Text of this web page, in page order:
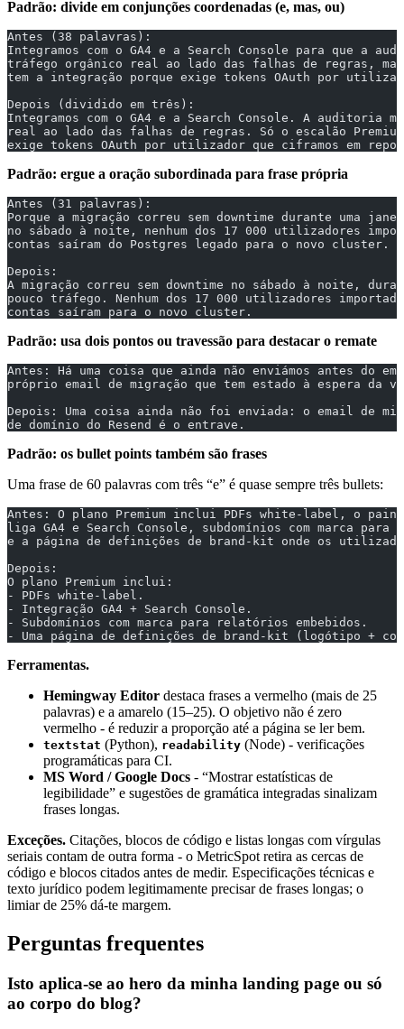
Padrão: divide em conjunções coordenadas (e, mas, ou)
Antes (38 palavras):
Integramos com o GA4 e a Search Console para que a
tráfego orgânico real ao lado das falhas de regras, mas
tem a integração porque exige tokens OAuth por
Depois (dividido em três):
Integramos com o GA4 e a Search Console. A auditoria
real ao lado das falhas de regras. Só o escalão
exige tokens OAuth por utilizador que ciframos em
Padrão: ergue a oração subordinada para frase própria
Antes (31 palavras):
Porque a migração correu sem downtime durante uma
no sábado à noite, nenhum dos 17 000 utilizadores
contas saíram do Postgres legado para o novo cluster.
Depois:
A migração correu sem downtime no sábado à noite,
pouco tráfego. Nenhum dos 17 000 utilizadores
contas saíram para o novo cluster.
Padrão: usa dois pontos ou travessão para destacar o remate
Antes: Há uma coisa que ainda não enviámos antes do
próprio email de migração que tem estado à espera da
Depois: Uma coisa ainda não foi enviada: o email de
de domínio do Resend é o entrave.
Padrão: os bullet points também são frases
Uma frase de 60 palavras com três “e” é quase sempre três bullets:
Antes: O plano Premium inclui PDFs white-label, o
liga GA4 e Search Console, subdomínios com marca para
e a página de definições de brand-kit onde os
Depois:
O plano Premium inclui:
- PDFs white-label.
- Integração GA4 + Search Console.
- Subdomínios com marca para relatórios embebidos.
- Uma página de definições de brand-kit (logótipo +
Ferramentas.
Hemingway Editor destaca frases a vermelho (mais de 25
palavras) e a amarelo (15–25). O objetivo não é zero
vermelho - é reduzir a proporção até a página se ler bem.
textstat (Python), readability (Node) - verificações
programáticas para CI.
MS Word / Google Docs - “Mostrar estatísticas de
legibilidade” e sugestões de gramática integradas sinalizam
frases longas.
Exceções. Citações, blocos de código e listas longas com vírgulas
seriais contam de outra forma - o MetricSpot retira as cercas de
código e blocos citados antes de medir. Especificações técnicas e
texto jurídico podem legitimamente precisar de frases longas; o
limiar de 25% dá-te margem.
Perguntas frequentes
Isto aplica-se ao hero da minha landing page ou só
ao corpo do blog?